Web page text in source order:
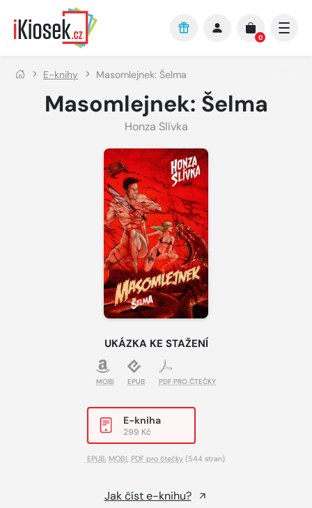
Přejít na hlavní obsah
0
E-knihy Masomlejnek: Šelma
Masomlejnek: Šelma
Honza Slívka
UKÁZKA KE STAŽENÍ
MOBI EPUB PDF PRO ČTEČKY
E-kniha
299 Kč
EPUB, MOBI, PDF pro čtečky (544 stran)
Jak číst e-knihu?